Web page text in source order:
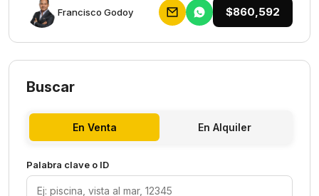
Francisco Godoy $860,592
Buscar
En Venta En Alquiler
Palabra clave o ID